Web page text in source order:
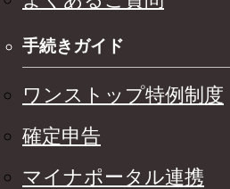
手続きガイド
ワンストップ特例制度
確定申告
マイナポータル連携